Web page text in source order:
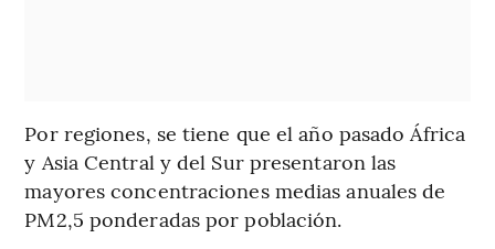
Por regiones, se tiene que el año pasado África
y Asia Central y del Sur presentaron las
mayores concentraciones medias anuales de
PM2,5 ponderadas por población.